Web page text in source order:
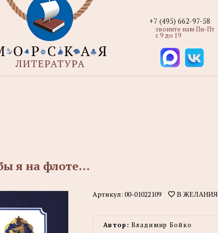
+7 (495) 662-97-58
звоните нам Пн-Пт
с 9 до 19
я на флоте...
Артикул: 00-01022109 В ЖЕЛАНИЯ
Автор: Владимир Бойко